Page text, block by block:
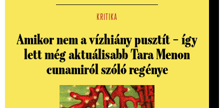
KRITIKA
Amikor nem a vízhiány pusztít – így
lett még aktuálisabb Tara Menon
cunamiról szóló regénye